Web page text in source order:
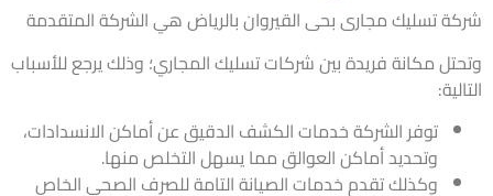
تسليك مجارى بحى القيروان بالرياض هي الشركة المتقدمة
مكانة فريدة بين شركات تسليك المجاري؛ وذلك يرجع للأسباب
توفر الشركة خدمات الكشف الدقيق عن أماكن الانسدادات،
وتحديد أماكن العوالق مما يسهل التخلص منها.
وكذلك تقدم خدمات الصيانة التامة للصرف الصحي الخاص